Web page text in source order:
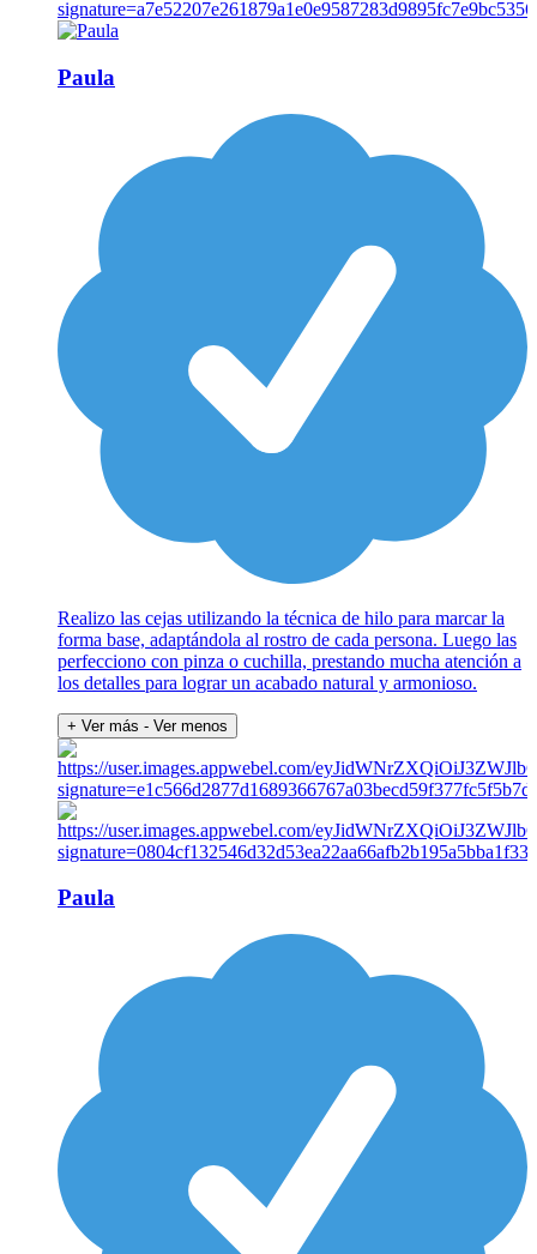
Paula
Realizo las cejas utilizando la técnica de hilo para marcar la
forma base, adaptándola al rostro de cada persona. Luego las
perfecciono con pinza o cuchilla, prestando mucha atención a
los detalles para lograr un acabado natural y armonioso.
+ Ver más - Ver menos
Paula